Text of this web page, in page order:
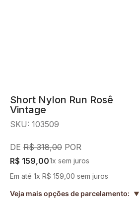
Short Nylon Run Rosê
Vintage
SKU: 103509
R$ 318,00
R$ 159,001x sem juros
Em até 1x R$ 159 00 sem juros
Veja mais opções de parcelamento: ▲
10º blusa